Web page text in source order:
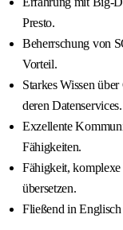
Presto.
Beherrschung von
Vorteil.
Starkes Wissen
deren Datenservices.
Exzellente
Fähigkeiten.
Fähigkeit,
übersetzen.
Fließend in